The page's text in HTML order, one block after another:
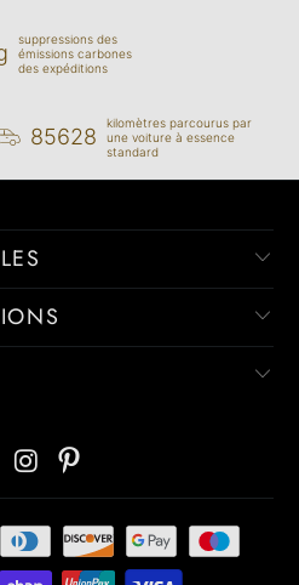
suppressions des
émissions carbones
des expéditions
85628
kilomètres parcourus par
une voiture à essence
standard